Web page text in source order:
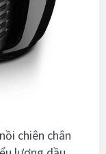
chiên chân